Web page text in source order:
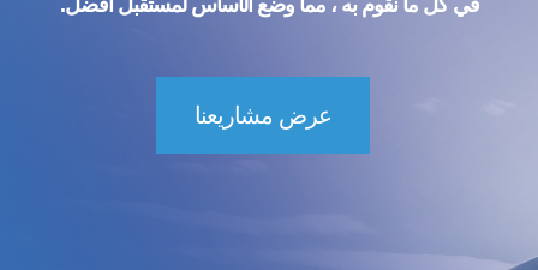
في كل ما نقوم به ، مما وضع الأساس لمستقبل أفضل.
عرض مشاريعنا